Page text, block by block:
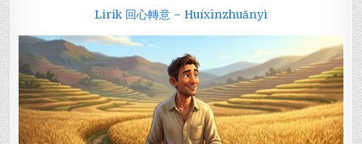
Lirik 回心轉意 – Huíxīnzhuǎnyì